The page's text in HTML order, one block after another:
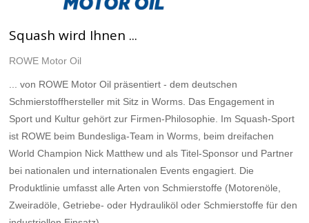
Squash wird Ihnen ...
ROWE Motor Oil
... von ROWE Motor Oil präsentiert - dem deutschen
Schmierstoffhersteller mit Sitz in Worms. Das Engagement in
Sport und Kultur gehört zur Firmen-Philosophie. Im Squash-Sport
ist ROWE beim Bundesliga-Team in Worms, beim dreifachen
World Champion Nick Matthew und als Titel-Sponsor und Partner
bei nationalen und internationalen Events engagiert. Die
Produktlinie umfasst alle Arten von Schmierstoffe (Motorenöle,
Zweiradöle, Getriebe- oder Hydrauliköl oder Schmierstoffe für den